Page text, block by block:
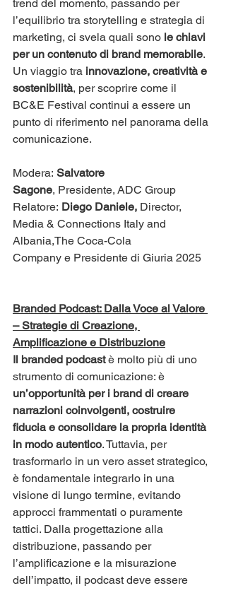
trend del momento, passando per
l’equilibrio tra storytelling e strategia di
marketing, ci svela quali sono le chiavi
per un contenuto di brand memorabile.
Un viaggio tra innovazione, creatività e
sostenibilità, per scoprire come il
BC&E Festival continui a essere un
punto di riferimento nel panorama della
comunicazione.
Modera: Salvatore
Sagone, Presidente, ADC Group
​Relatore: Diego Daniele, Director,
Media & Connections Italy and
Albania,The Coca-Cola
Company e Presidente di Giuria 2025
​Branded Podcast: Dalla Voce al Valore
– Strategie di Creazione,
Amplificazione e Distribuzione
​Il branded podcast è molto più di uno
strumento di comunicazione: è
un’opportunità per i brand di creare
narrazioni coinvolgenti, costruire
fiducia e consolidare la propria identità
in modo autentico. Tuttavia, per
trasformarlo in un vero asset strategico,
è fondamentale integrarlo in una
visione di lungo termine, evitando
approcci frammentati o puramente
tattici. Dalla progettazione alla
distribuzione, passando per
l’amplificazione e la misurazione
dell’impatto, il podcast deve essere